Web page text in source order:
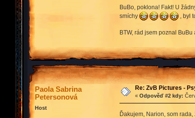
BuBo, poklona! Fakt! U
smíchy
, byl
BTW, rád jsem poznal BuBu
Paola Sabrina
Petersonová
Host
Re: ZvB Pictures -
« Odpověď #2 kdy:
Ďakujem, Narion, som rada,